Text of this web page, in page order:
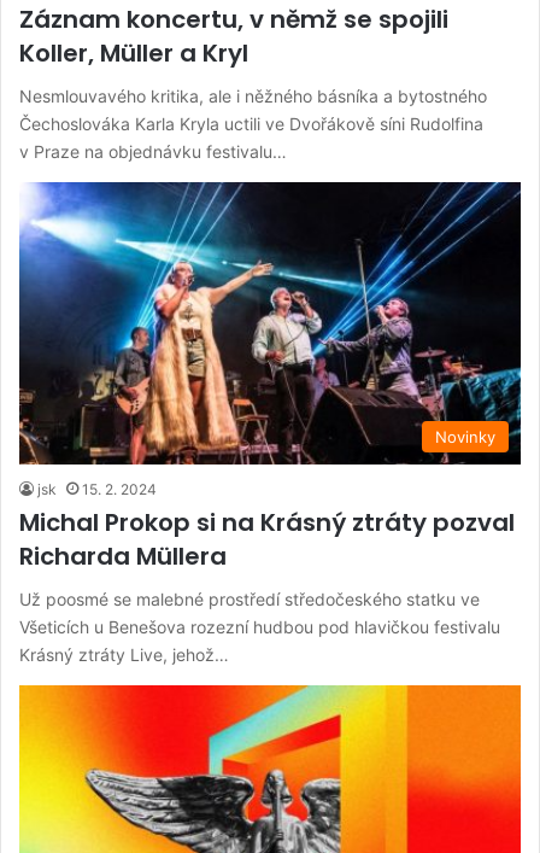
Záznam koncertu, v němž se spojili
Koller, Müller a Kryl
Nesmlouvavého kritika, ale i něžného básníka a bytostného
Čechoslováka Karla Kryla uctili ve Dvořákově síni Rudolfina
v Praze na objednávku festivalu…
Novinky
jsk 15. 2. 2024
Michal Prokop si na Krásný ztráty pozval
Richarda Müllera
Už poosmé se malebné prostředí středočeského statku ve
Všeticích u Benešova rozezní hudbou pod hlavičkou festivalu
Krásný ztráty Live, jehož…